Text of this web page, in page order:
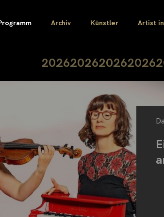
Archiv Künstler Artist
2026202620262026